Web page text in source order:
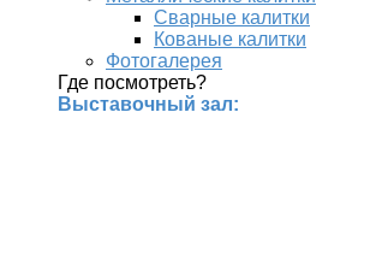
Сварные калитки
Кованые калитки
Фотогалерея
Где посмотреть?
Выставочный зал: